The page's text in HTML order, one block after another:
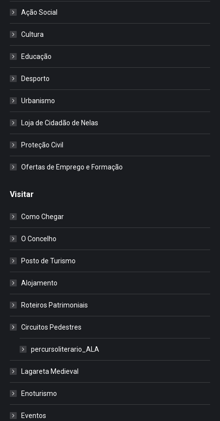
Ação Social
Cultura
Educação
Desporto
Urbanismo
Loja de Cidadão de Nelas
Proteção Civil
Ofertas de Emprego e Formação
Visitar
Como Chegar
O Concelho
Posto de Turismo
Alojamento
Roteiros Patrimoniais
Circuitos Pedestres
percursoliterario_ALA
Lagareta Medieval
Enoturismo
Eventos